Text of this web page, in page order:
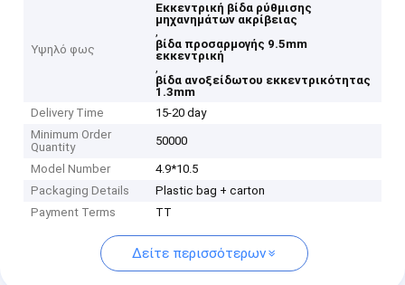
Υψηλό φως
Εκκεντρική βίδα ρύθμισης
μηχανημάτων ακρίβειας
,
βίδα προσαρμογής 9.5mm
εκκεντρική
,
βίδα ανοξείδωτου εκκεντρικότητας
1.3mm
Delivery Time
15-20 day
Minimum Order
Quantity
50000
Model Number
4.9*10.5
Packaging Details
Plastic bag + carton
Payment Terms
TT
Δείτε περισσότερων